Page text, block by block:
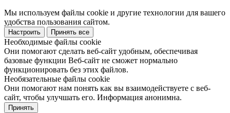
Мы используем файлы cookie и другие технологии для вашего
удобства пользования сайтом.
Настроить Принять все
Необходимые файлы cookie
Они помогают сделать веб-сайт удобным, обеспечивая
базовые функции Веб-сайт не сможет нормально
функционировать без этих файлов.
Необязательные файлы cookie
Они помогают нам понять как вы взаимодействуете с веб-
сайт, чтобы улучшать его. Информация анонимна.
Принять